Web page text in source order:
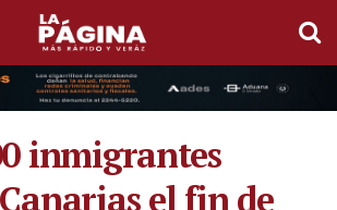
inmigrantes
el fin de